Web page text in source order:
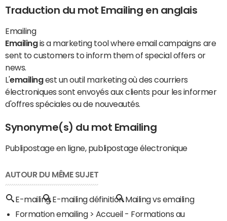
Traduction du mot Emailing en anglais
Emailing
Emailingis a marketing tool where email campaigns are
sent to customers to inform them of special offers or
news.
L'emailingest un outil marketing où des courriers
électroniques sont envoyés aux clients pour les informer
d'offres spéciales ou de nouveautés.
Synonyme(s) du mot Emailing
Publipostage en ligne, publipostage électronique
AUTOUR DU MÊME SUJET
E-mailing E-mailing définition Mailing vs emailing
Formation emailing> Accueil - Formations au